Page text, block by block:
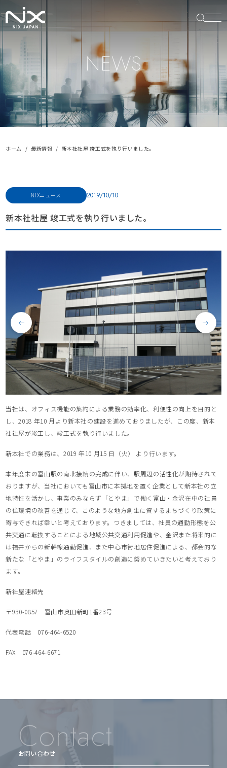
NEWS
ホーム 最新情報 新本社社屋 竣工式を執り行いました。
NiXニュース 2019/10/10
新本社社屋 竣工式を執り行いました。
当社は、オフィス機能の集約による業務の効率化、利便性の向上を目的と
し、2018 年10 月より新本社の建設を進めておりましたが、この度、新本
社社屋が竣工し、竣工式を執り行いました。
新本社での業務は、2019 年10 月15 日（火） より行います。
本年度末の富山駅の南北接続の完成に伴い、駅周辺の活性化が期待されて
おりますが、当社においても富山市に本拠地を置く企業として新本社の立
地特性を活かし、事業のみならず「とやま」で働く富山・金沢在中の社員
の住環境の改善を通じて、このような地方創生に資するまちづくり政策に
寄与できれば幸いと考えております。つきましては、社員の通勤形態を公
共交通に転換することによる地域公共交通利用促進や、金沢また将来的に
は福井からの新幹線通勤促進、また中心市街地居住促進による、都会的な
新たな「とやま」のライフスタイルの創造に努めていきたいと考えており
ます。
新社屋連絡先
〒930-0857 富山市奥田新町1番23号
代表電話 076-464-6520
FAX 076-464-6671
Contact
お問い合わせ